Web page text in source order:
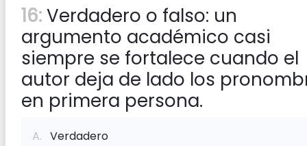
16:Verdadero o falso: un
argumento académico casi
siempre se fortalece cuando el
autor deja de lado los
en primera persona.
A. Verdadero